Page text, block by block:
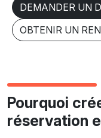
DEMANDER UN
OBTENIR UN
Pourquoi
réservation